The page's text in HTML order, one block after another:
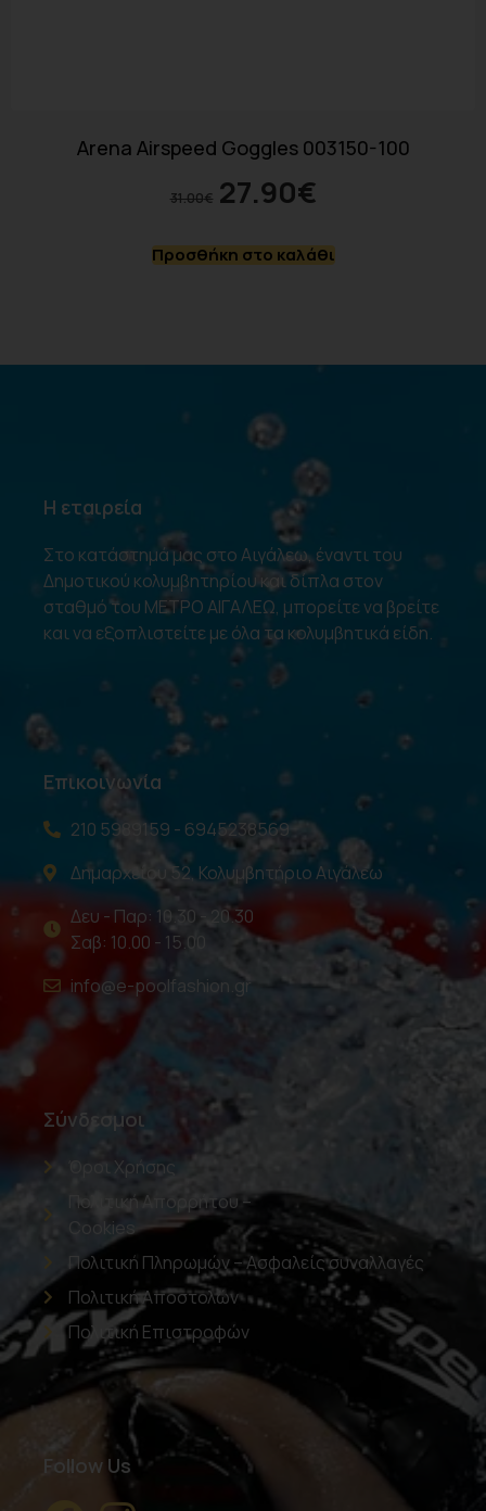
Arena Airspeed Goggles 003150-100
31.00€ 27.90€
Προσθήκη στο καλάθι
Η εταιρεία
Στο κατάστημά μας στο Αιγάλεω, έναντι του
Δημοτικού κολυμβητηρίου και δίπλα στον
σταθμό του ΜΕΤΡΟ ΑΙΓΑΛΕΩ, μπορείτε να βρείτε
και να εξοπλιστείτε με όλα τα κολυμβητικά είδη.
Επικοινωνία
210 5989159 - 6945238569
Δημαρχείου 52, Κολυμβητήριο Αιγάλεω
Δευ - Παρ: 10.30 - 20.30
Σαβ: 10.00 - 15.00
info@e-poolfashion.gr
Σύνδεσμοι
Όροι Χρήσης
Πολιτική Απορρήτου –
Cookies
Πολιτική Πληρωμών – Ασφαλείς συναλλαγές
Πολιτική Αποστολών
Πολιτική Επιστροφών
Follow Us